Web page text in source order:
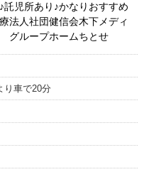
託児所あり♪かなりおすすめ
法人社団健信会木下メディ
グループホームちとせ
り車で20分